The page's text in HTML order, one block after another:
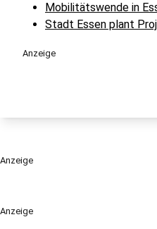
Anzeige
Mobilitätswende in
Stadt Essen plant
Anzeige
Anzeige